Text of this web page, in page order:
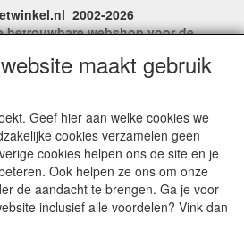
2002-2026
betrouwbare webshop voor de
and Design Copyright by
copied or reproduced without
written permission.
on this site please contact:
No. 14060358
maakt gebruik
Geef hier aan welke cookies we
cookies verzamelen geen
cookies helpen ons de site en je
Ook helpen ze ons om onze
de aandacht te brengen. Ga je voor
inclusief alle voordelen? Vink dan